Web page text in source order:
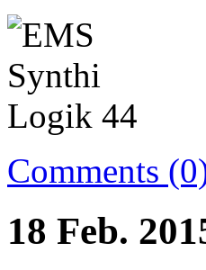
Comments
18 Feb.